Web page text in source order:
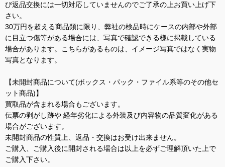
び返品交換には一切対応していませんのでご了承の上お買い上げ下
さい。
30万円を超える商品類に限り、弊社の検品時にケースの内部や外部
に目立つ傷等がある場合には、写真で確認できる様に掲載している
場合があります。こちらがあるものは、イメージ写真ではなく実物
写真となります。
【未開封商品について(ボックス・パック・ファイル系等のその他セ
ット商品)】
買取品が含まれる場合もございます。
伝票の剥がし跡や 経年劣化による外装及び内容物の品質変化がある
場合がございます。
未開封商品の性質上、返品・交換はお受け出来ません。
ご購入、ご購入後に開封される場合は以上を必ずご理解頂いた上で
ご購入下さい。